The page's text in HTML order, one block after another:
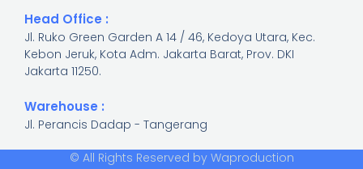
Head Office :
Jl. Ruko Green Garden A 14 / 46, Kedoya Utara, Kec.
Kebon Jeruk, Kota Adm. Jakarta Barat, Prov. DKI
Jakarta 11250.​
Warehouse :
Jl. Perancis Dadap - Tangerang
© All Rights Reserved by Waproduction